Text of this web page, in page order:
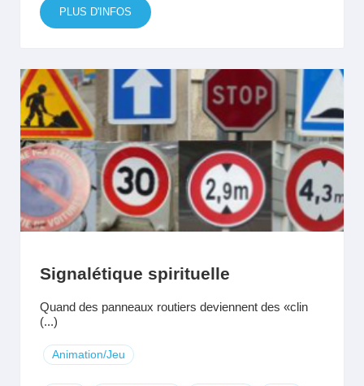
PLUS D'INFOS
Signalétique spirituelle
Quand des panneaux routiers deviennent des «clin
(...)
Animation/Jeu